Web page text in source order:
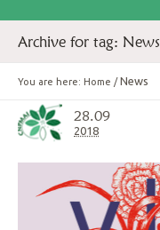
Archive for tag: News
You are here: Home / News
28.09
2018